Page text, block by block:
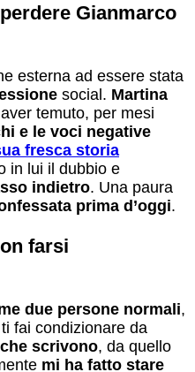
Gianmarco
esterna ad essere stata
social. Martina
temuto, per mesi
e le voci negative
fresca storia
in lui il dubbio e
indietro. Una paura
prima d’oggi.
farsi
due persone normali,
fai condizionare da
scrivono, da quello
mi ha fatto stare